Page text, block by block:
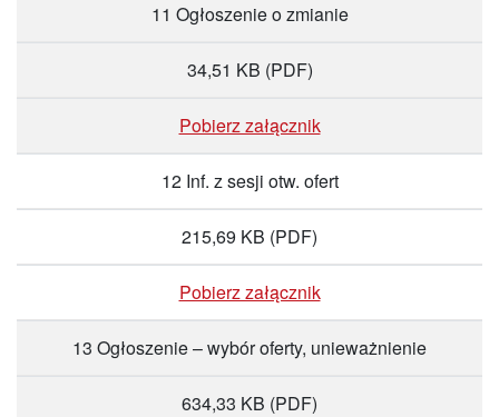
11 Ogłoszenie o zmianie
34,51 KB (PDF)
Pobierz załącznik
12 Inf. z sesji otw. ofert
215,69 KB (PDF)
Pobierz załącznik
13 Ogłoszenie – wybór oferty, unieważnienie
634,33 KB (PDF)